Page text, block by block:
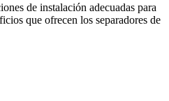
de instalación adecuadas para
que ofrecen los separadores de